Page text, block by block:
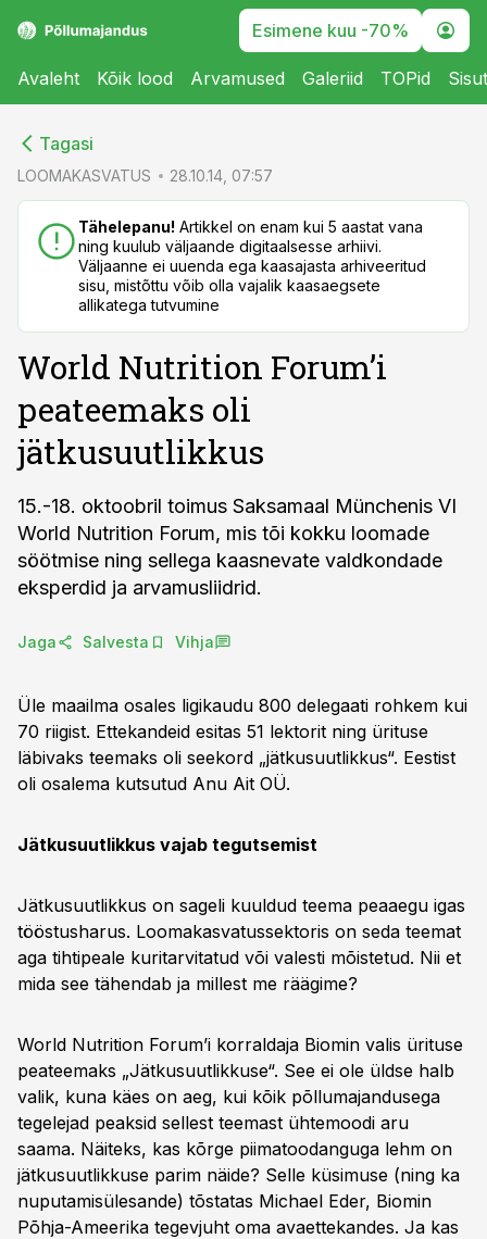
Esimene kuu -70%
Avaleht Kõik lood Arvamused Galeriid TOPid
Tagasi
LOOMAKASVATUS 28.10.14, 07:57
Tähelepanu! Artikkel on enam kui 5 aastat vana
ning kuulub väljaande digitaalsesse arhiivi.
Väljaanne ei uuenda ega kaasajasta arhiveeritud
sisu, mistõttu võib olla vajalik kaasaegsete
allikatega tutvumine
World Nutrition Forum’i
peateemaks oli
jätkusuutlikkus
15.-18. oktoobril toimus Saksamaal Münchenis VI
World Nutrition Forum, mis tõi kokku loomade
söötmise ning sellega kaasnevate valdkondade
eksperdid ja arvamusliidrid.
Jaga Salvesta Vihja
Üle maailma osales ligikaudu 800 delegaati rohkem kui
70 riigist. Ettekandeid esitas 51 lektorit ning ürituse
läbivaks teemaks oli seekord „jätkusuutlikkus“. Eestist
oli osalema kutsutud Anu Ait OÜ.
Jätkusuutlikkus vajab tegutsemist
Jätkusuutlikkus on sageli kuuldud teema peaaegu igas
tööstusharus. Loomakasvatussektoris on seda teemat
aga tihtipeale kuritarvitatud või valesti mõistetud. Nii et
mida see tähendab ja millest me räägime?
World Nutrition Forum’i korraldaja Biomin valis ürituse
peateemaks „Jätkusuutlikkuse“. See ei ole üldse halb
valik, kuna käes on aeg, kui kõik põllumajandusega
tegelejad peaksid sellest teemast ühtemoodi aru
saama. Näiteks, kas kõrge piimatoodanguga lehm on
jätkusuutlikkuse parim näide? Selle küsimuse (ning ka
nuputamisülesande) tõstatas Michael Eder, Biomin
Põhja-Ameerika tegevjuht oma avaettekandes. Ja kas